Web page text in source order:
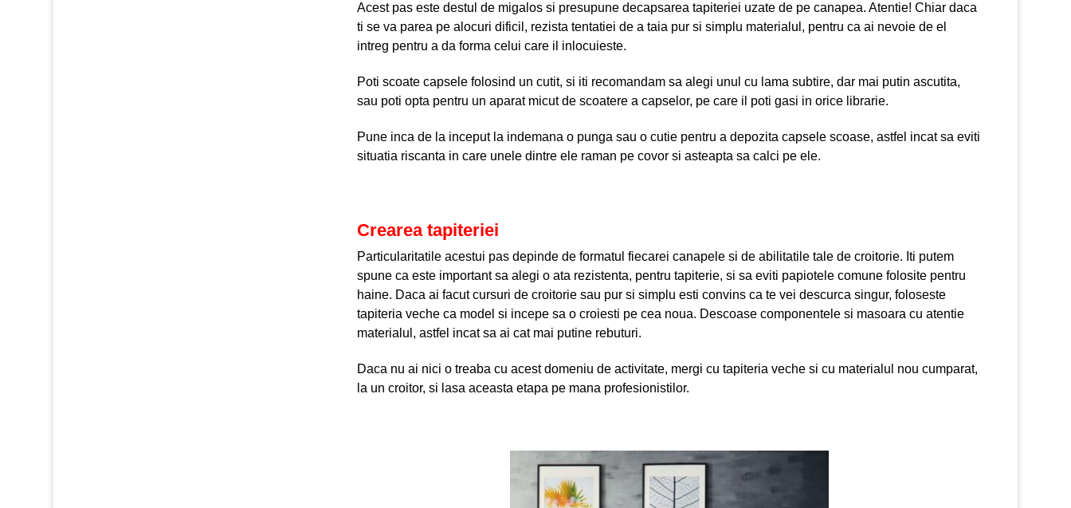
Acest pas este destul de migalos si presupune decapsarea tapiteriei uzate de pe canapea. Atentie! Chiar daca
ti se va parea pe alocuri dificil, rezista tentatiei de a taia pur si simplu materialul, pentru ca ai nevoie de el
intreg pentru a da forma celui care il inlocuieste.
Poti scoate capsele folosind un cutit, si iti recomandam sa alegi unul cu lama subtire, dar mai putin ascutita,
sau poti opta pentru un aparat micut de scoatere a capselor, pe care il poti gasi in orice librarie.
Pune inca de la inceput la indemana o punga sau o cutie pentru a depozita capsele scoase, astfel incat sa eviti
situatia riscanta in care unele dintre ele raman pe covor si asteapta sa calci pe ele.
Crearea tapiteriei
Particularitatile acestui pas depinde de formatul fiecarei canapele si de abilitatile tale de croitorie. Iti putem
spune ca este important sa alegi o ata rezistenta, pentru tapiterie, si sa eviti papiotele comune folosite pentru
haine. Daca ai facut cursuri de croitorie sau pur si simplu esti convins ca te vei descurca singur, foloseste
tapiteria veche ca model si incepe sa o croiesti pe cea noua. Descoase componentele si masoara cu atentie
materialul, astfel incat sa ai cat mai putine rebuturi.
Daca nu ai nici o treaba cu acest domeniu de activitate, mergi cu tapiteria veche si cu materialul nou cumparat,
la un croitor, si lasa aceasta etapa pe mana profesionistilor.